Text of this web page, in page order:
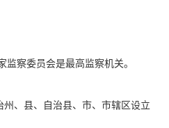
监察委员会是最高监察机关。
、县、自治县、市、市辖区设立